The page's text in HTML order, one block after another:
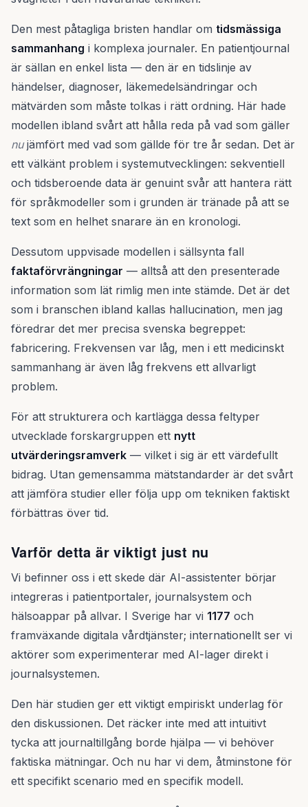
Den mest påtagliga bristen handlar om tidsmässiga
sammanhang i komplexa journaler. En patientjournal
är sällan en enkel lista — den är en tidslinje av
händelser, diagnoser, läkemedelsändringar och
mätvärden som måste tolkas i rätt ordning. Här hade
modellen ibland svårt att hålla reda på vad som gäller
nujämfört med vad som gällde för tre år sedan. Det är
ett välkänt problem i systemutvecklingen: sekventiell
och tidsberoende data är genuint svår att hantera rätt
för språkmodeller som i grunden är tränade på att se
text som en helhet snarare än en kronologi.
Dessutom uppvisade modellen i sällsynta fall
faktaförvrängningar — alltså att den presenterade
information som lät rimlig men inte stämde. Det är det
som i branschen ibland kallas hallucination, men jag
föredrar det mer precisa svenska begreppet:
fabricering. Frekvensen var låg, men i ett medicinskt
sammanhang är även låg frekvens ett allvarligt
problem.
För att strukturera och kartlägga dessa feltyper
utvecklade forskargruppen ett nytt
utvärderingsramverk — vilket i sig är ett värdefullt
bidrag. Utan gemensamma mätstandarder är det svårt
att jämföra studier eller följa upp om tekniken faktiskt
förbättras över tid.
Varför detta är viktigt just nu
Vi befinner oss i ett skede där AI-assistenter börjar
integreras i patientportaler, journalsystem och
hälsoappar på allvar. I Sverige har vi 1177 och
framväxande digitala vårdtjänster; internationellt ser vi
aktörer som experimenterar med AI-lager direkt i
journalsystemen.
Den här studien ger ett viktigt empiriskt underlag för
den diskussionen. Det räcker inte med att intuitivt
tycka att journaltillgång borde hjälpa — vi behöver
faktiska mätningar. Och nu har vi dem, åtminstone för
ett specifikt scenario med en specifik modell.